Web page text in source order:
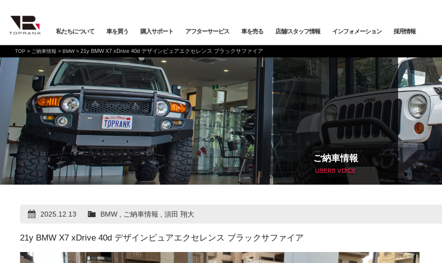
私たちについて 車を買う
車を買う
全ての在庫情報
バックオーダーシステム
オンライン商談
お取り寄せ商談
メーカーから探す
Mercedes-Benz Mercedes-AMG BMW BMW ALPINA
VOLKSWAGEN PORSCHE LAND ROVER JAGUAR
店舗から探す
購入サポート
購入サポート
保証・購入プラン 下取査定 納車前点検・整備
お支払いプラン
ローンシミュレーション
オートローン事前審査
よくある質問
アフターサービス
アフターサービス
車検・点検 メンテナンス 鈑金塗装 カ
プロテクションフィルム 輸入車コーディング アライメント測定・調整
車を売る 店舗/スタッフ情報
店舗/スタッフ情報
店舗一覧
会社概要
プライバシーポリシー
店舗お問い合わせ
トップランク本店 トップランク中央 トップランク杉並
サー
インフォメーション
インフォメーション
ニュース&メディア ご納車情報 サービスブログ
採用情報
TOP > ご納車情報 > BMW> 21y BMW X7 xDrive 40d デザインピュアエクセレンス ブラックサファイア
ご納車情報
USERS VOICE
2025.12.13 BMW , ご納車情報 ,須田 翔大
21y BMW X7 xDrive 40d デザインピュアエクセレンス ブラックサファイア